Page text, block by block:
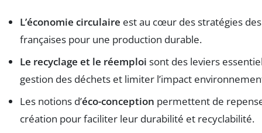
L’économie circulaire est au cœur des stratégies
françaises pour une production durable.
Le recyclage et le réemploi sont des leviers
gestion des déchets et limiter l’impact
Les notions d’éco-conception permettent de
création pour faciliter leur durabilité et recyclabilité.